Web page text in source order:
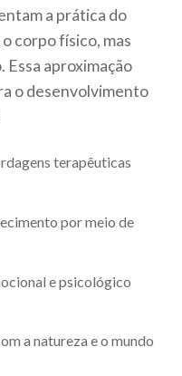
a prática do
corpo físico, mas
Essa aproximação
o desenvolvimento
terapêuticas
por meio de
e psicológico
a natureza e o mundo